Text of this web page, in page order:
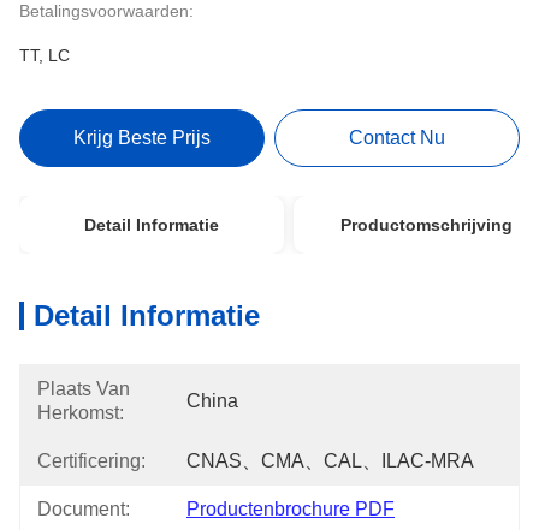
Betalingsvoorwaarden:
TT, LC
Krijg Beste Prijs Contact Nu
Detail Informatie Productomschrijving
Detail Informatie
Plaats Van
Herkomst:
China
Certificering: CNAS、CMA、CAL、ILAC-MRA
Document: Productenbrochure PDF